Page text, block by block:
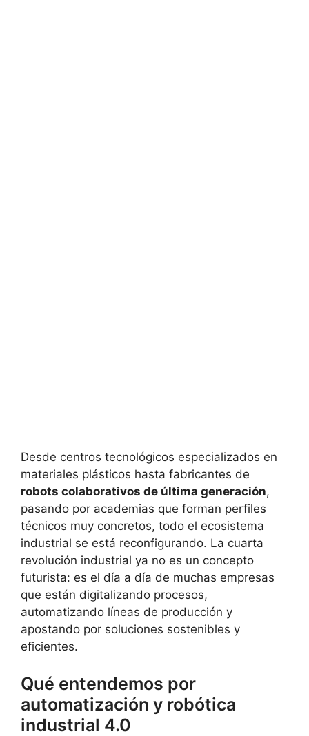
Desde centros tecnológicos especializados en
materiales plásticos hasta fabricantes de
robots colaborativos de última generación,
pasando por academias que forman perfiles
técnicos muy concretos, todo el ecosistema
industrial se está reconfigurando. La cuarta
revolución industrial ya no es un concepto
futurista: es el día a día de muchas empresas
que están digitalizando procesos,
automatizando líneas de producción y
apostando por soluciones sostenibles y
eficientes.
Qué entendemos por
automatización y robótica
industrial 4.0